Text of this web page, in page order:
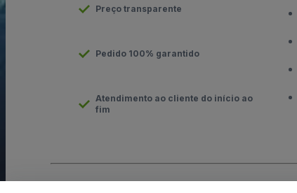
Preço transparente
Pedido 100% garantido
Atendimento ao cliente do início ao
fim